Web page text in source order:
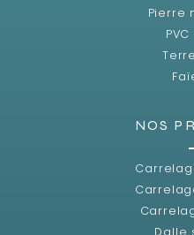
Pierre
NOS
Dalle